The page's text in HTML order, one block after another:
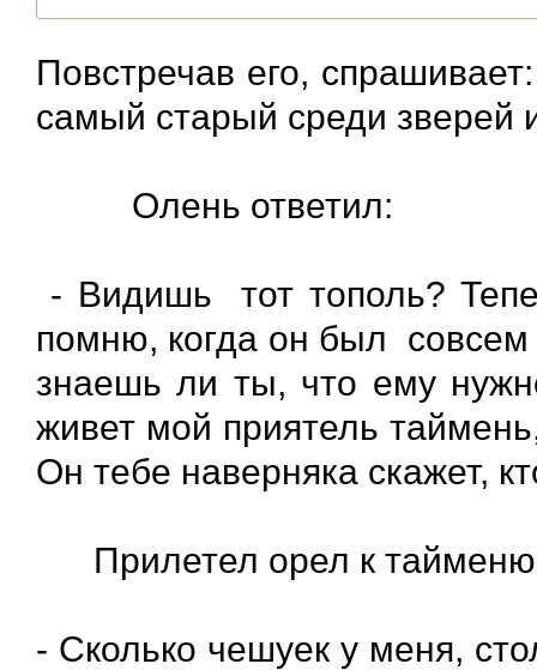
Повстречав его,
самый старый среди
Олень ответил:
- Видишь тот тополь?
помню, когда он был
знаешь ли ты, что ему
живет мой приятель
Он тебе наверняка скажет,
Прилетел орел к
- Сколько чешуек у меня,